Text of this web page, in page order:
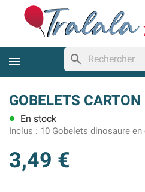
search
GOBELETS
lens En stock
Inclus : 10 Gobelets dinosaure
3,49 €